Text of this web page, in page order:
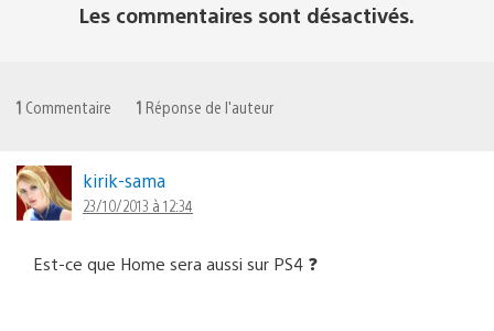
Les commentaires sont désactivés.
1 Commentaire 1 Réponse de l'auteur
kirik-sama
23/10/2013 à 12:34
Est-ce que Home sera aussi sur PS4 ❓